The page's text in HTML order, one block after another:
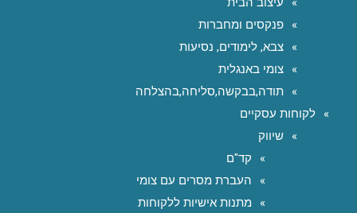
פנקסים ומחברות
צבא, לימודים, נסיעות
צומי באנגלית
תודה,בבקשה,סליחה,בהצלחה
לקוחות עסקיים
שיווק
קד"ם
העברת מסרים עם צומי
מתנות אישיות ללקוחות